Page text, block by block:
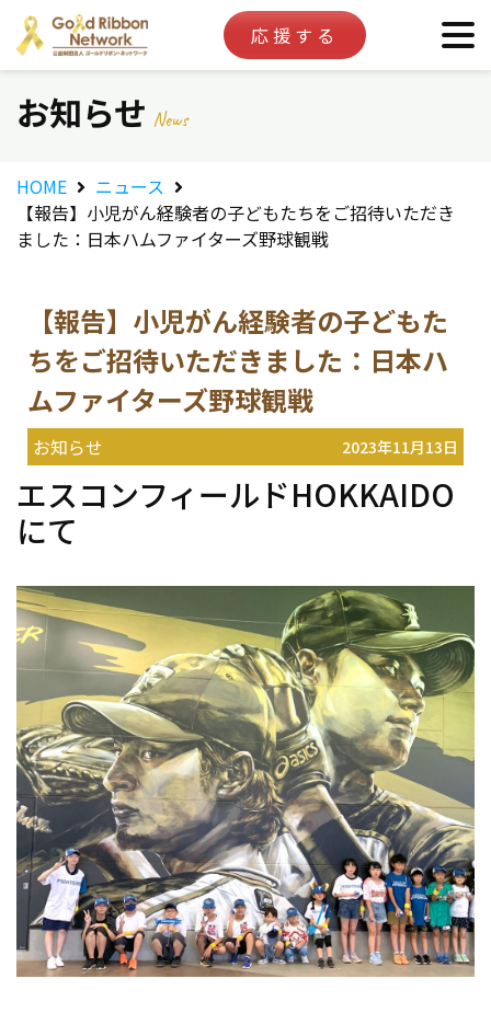
応援する
お知らせ News
HOME
ニュース
【報告】小児がん経験者の子どもたちをご招待いただき
ました：日本ハムファイターズ野球観戦
【報告】小児がん経験者の子どもた
ちをご招待いただきました：日本ハ
ムファイターズ野球観戦
お知らせ 2023年11月13日
エスコンフィールドHOKKAIDO
にて